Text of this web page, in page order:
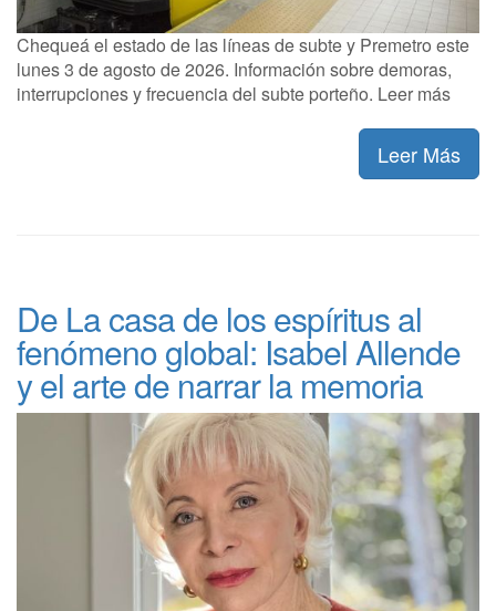
Chequeá el estado de las líneas de subte y Premetro este
lunes 3 de agosto de 2026. Información sobre demoras,
interrupciones y frecuencia del subte porteño. Leer más
Leer Más
De La casa de los espíritus al
fenómeno global: Isabel Allende
y el arte de narrar la memoria